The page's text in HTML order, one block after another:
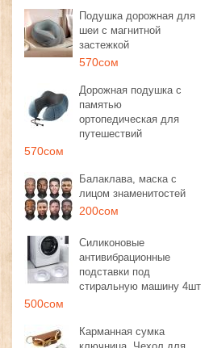
Подушка дорожная для
шеи с магнитной
застежкой
570сом
Дорожная подушка с
памятью
ортопедическая для
путешествий
570сом
Балаклава, маска с
лицом знаменитостей
200сом
Силиконовые
антивибрационные
подставки под
стиральную машину 4шт
500сом
Карманная сумка